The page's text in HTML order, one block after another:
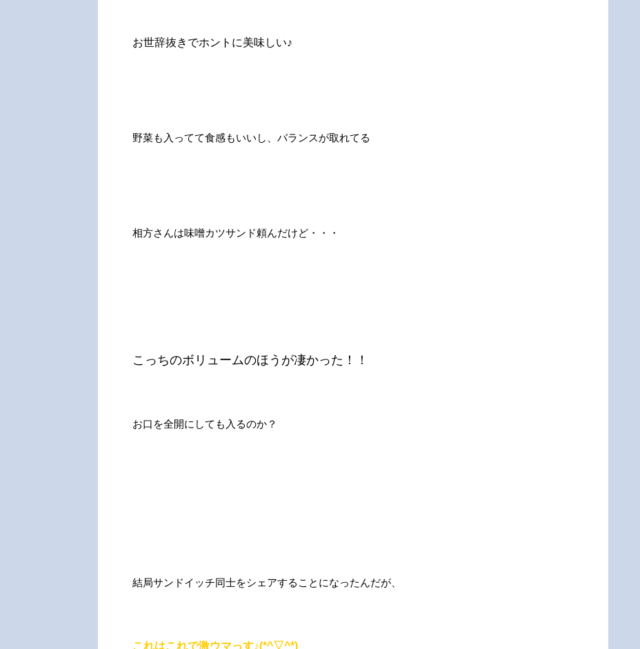
お世辞抜きでホントに美味しい♪
野菜も入ってて食感もいいし、バランスが取れてる
相方さんは味噌カツサンド頼んだけど・・・
こっちのボリュームのほうが凄かった！！
お口を全開にしても入るのか？
結局サンドイッチ同士をシェアすることになったんだが、
これはこれで激ウマっす♪(*^▽^*)